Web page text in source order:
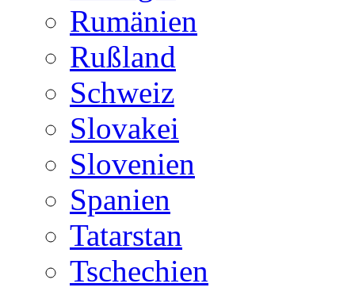
Rumänien
Rußland
Schweiz
Slovakei
Slovenien
Spanien
Tatarstan
Tschechien